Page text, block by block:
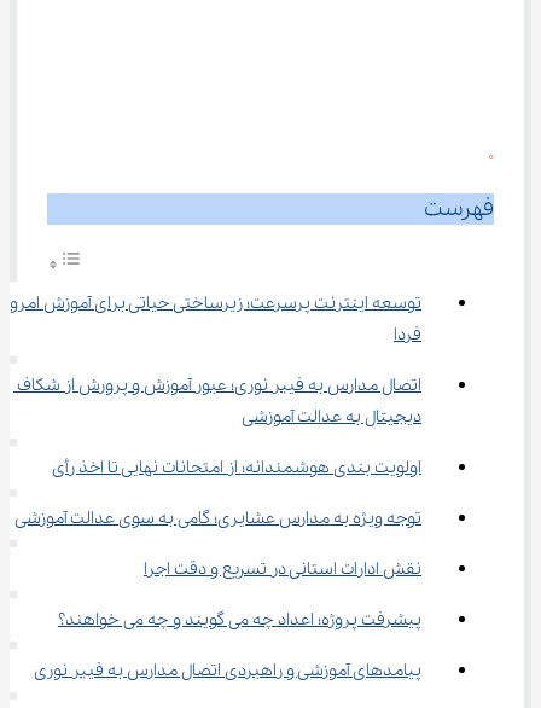
0
فهرست
توسعه اینترنت پرسرعت؛ زیرساختی حیاتی برای آموزش
فردا
اتصال مدارس به فیبر نوری؛ عبور آموزش و پرورش از شکاف
دیجیتال به عدالت آموزشی
اولویت ‌بندی هوشمندانه؛ از امتحانات نهایی تا اخذ رأی
توجه ویژه به مدارس عشایری؛ گامی به‌ سوی عدالت آموزشی
نقش ادارات استانی در تسریع و دقت اجرا
پیشرفت پروژه؛ اعداد چه می ‌گویند و چه می ‌خواهند؟
پیامدهای آموزشی و راهبردی اتصال مدارس به فیبر نوری